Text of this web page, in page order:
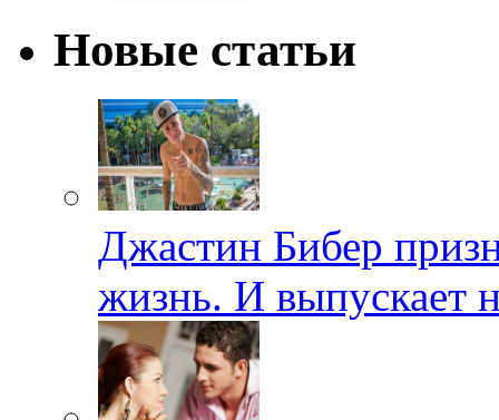
Новые статьи
Джастин Бибер
жизнь. И выпускает